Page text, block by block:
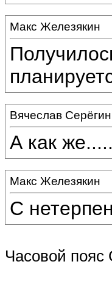
Макс Железякин
Вячеслав Серёгин
А как
Макс Железякин
С
Часовой пояс